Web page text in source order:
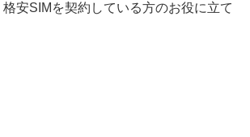
安SIMを契約している方のお役に立て